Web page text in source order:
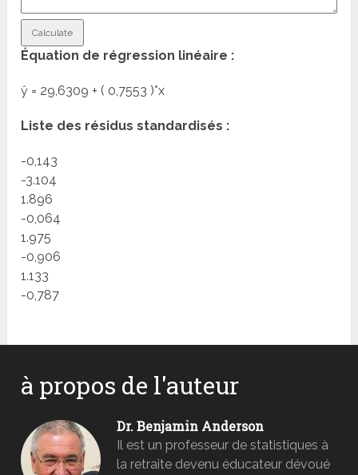
Équation de régression linéaire :
ŷ = 29,6309 + ( 0,7553 )*x
Liste des résidus standardisés :
-0,143
-3.104
1.896
-0,064
1.975
-0,906
1.133
-0,787
à propos de l'auteur
Dr. Benjamin Anderson
Il est un professeur de statistiques à
la retraite devenu éducateur dévoué